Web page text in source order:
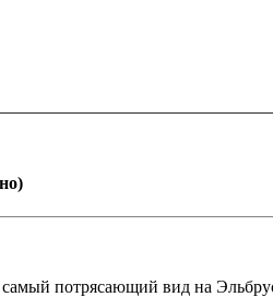
потрясающий вид на